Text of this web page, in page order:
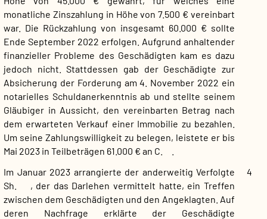
monatliche Zinszahlung in Höhe von 7.500 € vereinbart
war. Die Rückzahlung von insgesamt 60.000 € sollte
Ende September 2022 erfolgen. Aufgrund anhaltender
finanzieller Probleme des Geschädigten kam es dazu
jedoch nicht. Stattdessen gab der Geschädigte zur
Absicherung der Forderung am 4. November 2022 ein
notarielles Schuldanerkenntnis ab und stellte seinem
Gläubiger in Aussicht, den vereinbarten Betrag nach
dem erwarteten Verkauf einer Immobilie zu bezahlen.
Um seine Zahlungswilligkeit zu belegen, leistete er bis
Mai 2023 in Teilbeträgen 61.000 € an C. .
4
Im Januar 2023 arrangierte der anderweitig Verfolgte
Sh. , der das Darlehen vermittelt hatte, ein Treffen
zwischen dem Geschädigten und den Angeklagten. Auf
deren Nachfrage erklärte der Geschädigte